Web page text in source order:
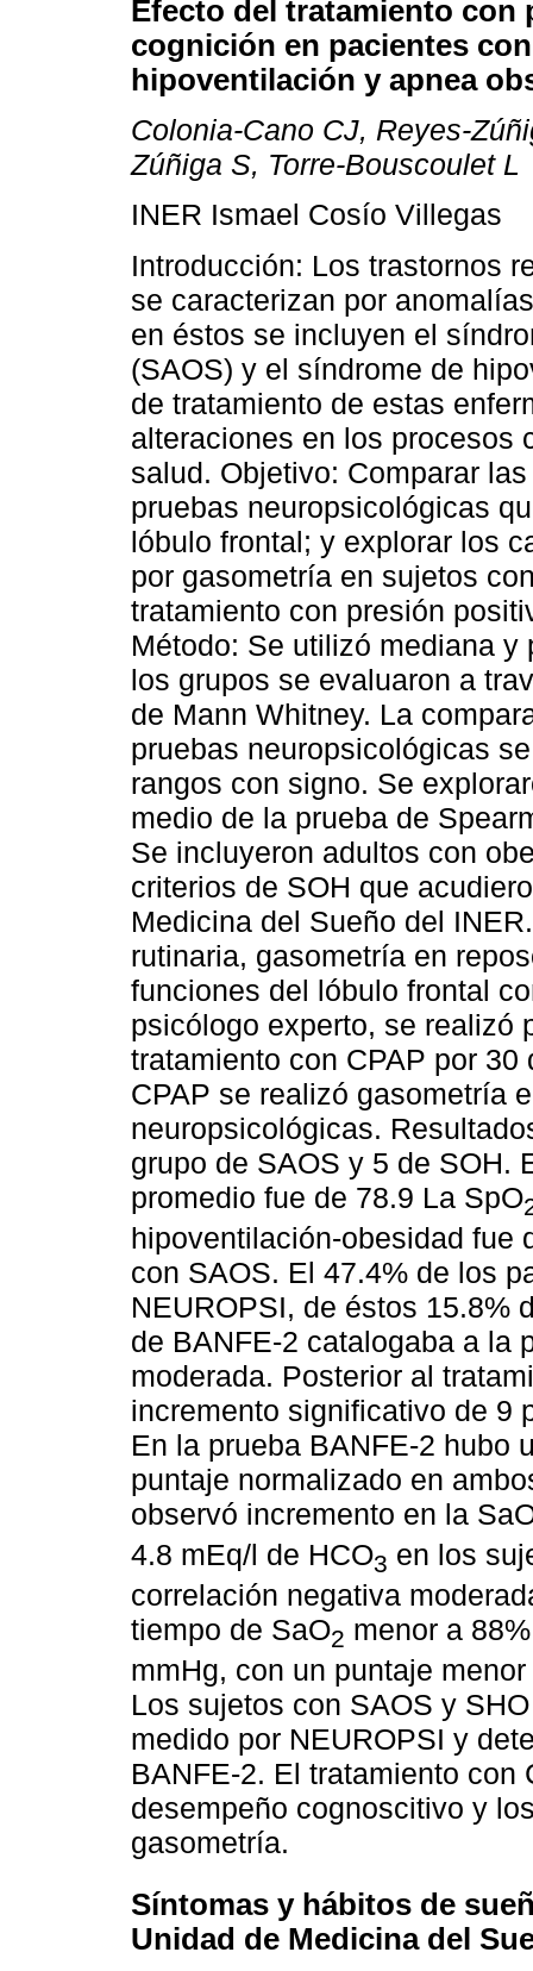
Efecto del tratamiento
cognición en pacientes
hipoventilación y apnea
Colonia-Cano CJ, Reyes-
Zúñiga S, Torre-Bouscoulet L
INER Ismael Cosío Villegas
Introducción: Los trastornos
se caracterizan por
en éstos se incluyen el
(SAOS) y el síndrome de
de tratamiento de estas
alteraciones en los procesos
salud. Objetivo: Comparar
pruebas neuropsicológicas
lóbulo frontal; y explorar los
por gasometría en sujetos
tratamiento con presión
Método: Se utilizó mediana
los grupos se evaluaron a
de Mann Whitney. La
pruebas neuropsicológicas
rangos con signo. Se
medio de la prueba de
Se incluyeron adultos con
criterios de SOH que
Medicina del Sueño del
rutinaria, gasometría en
funciones del lóbulo frontal
psicólogo experto, se realizó
tratamiento con CPAP por
CPAP se realizó gasometría
neuropsicológicas.
grupo de SAOS y 5 de SOH.
promedio fue de 78.9 La SpO
hipoventilación-obesidad fue
con SAOS. El 47.4% de los
NEUROPSI, de éstos 15.8%
de BANFE-2 catalogaba a la
moderada. Posterior al
incremento significativo de 9
En la prueba BANFE-2 hubo
puntaje normalizado en
observó incremento en la
4.8 mEq/l de HCO3 en los
correlación negativa
tiempo de SaO2 menor a
mmHg, con un puntaje
Los sujetos con SAOS y
medido por NEUROPSI y
BANFE-2. El tratamiento con
desempeño cognoscitivo y
gasometría.
Síntomas y hábitos de
Unidad de Medicina del